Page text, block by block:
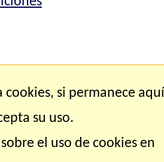
cookies, si permanece aquí
su uso.
el uso de cookies en